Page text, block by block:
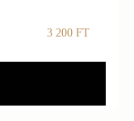
3 200 FT